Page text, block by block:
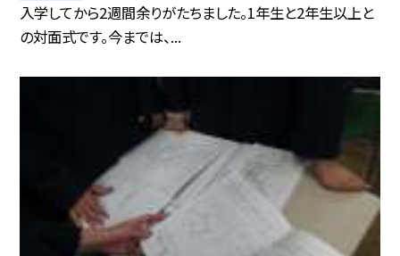
入学してから2週間余りがたちました。1年生と2年生以上と
の対面式です。今までは、...